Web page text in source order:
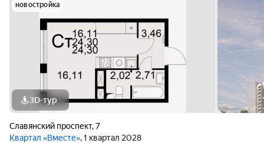
новостройка
3D-тур
Славянский проспект,7
Квартал «Вместе», 1 квартал 2028